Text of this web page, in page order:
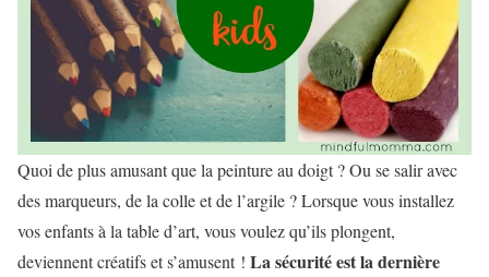
Quoi de plus amusant que la peinture au doigt ? Ou se salir avec
des marqueurs, de la colle et de l’argile ? Lorsque vous installez
vos enfants à la table d’art, vous voulez qu’ils plongent,
deviennent créatifs et s’amusent ! La sécurité est la dernière